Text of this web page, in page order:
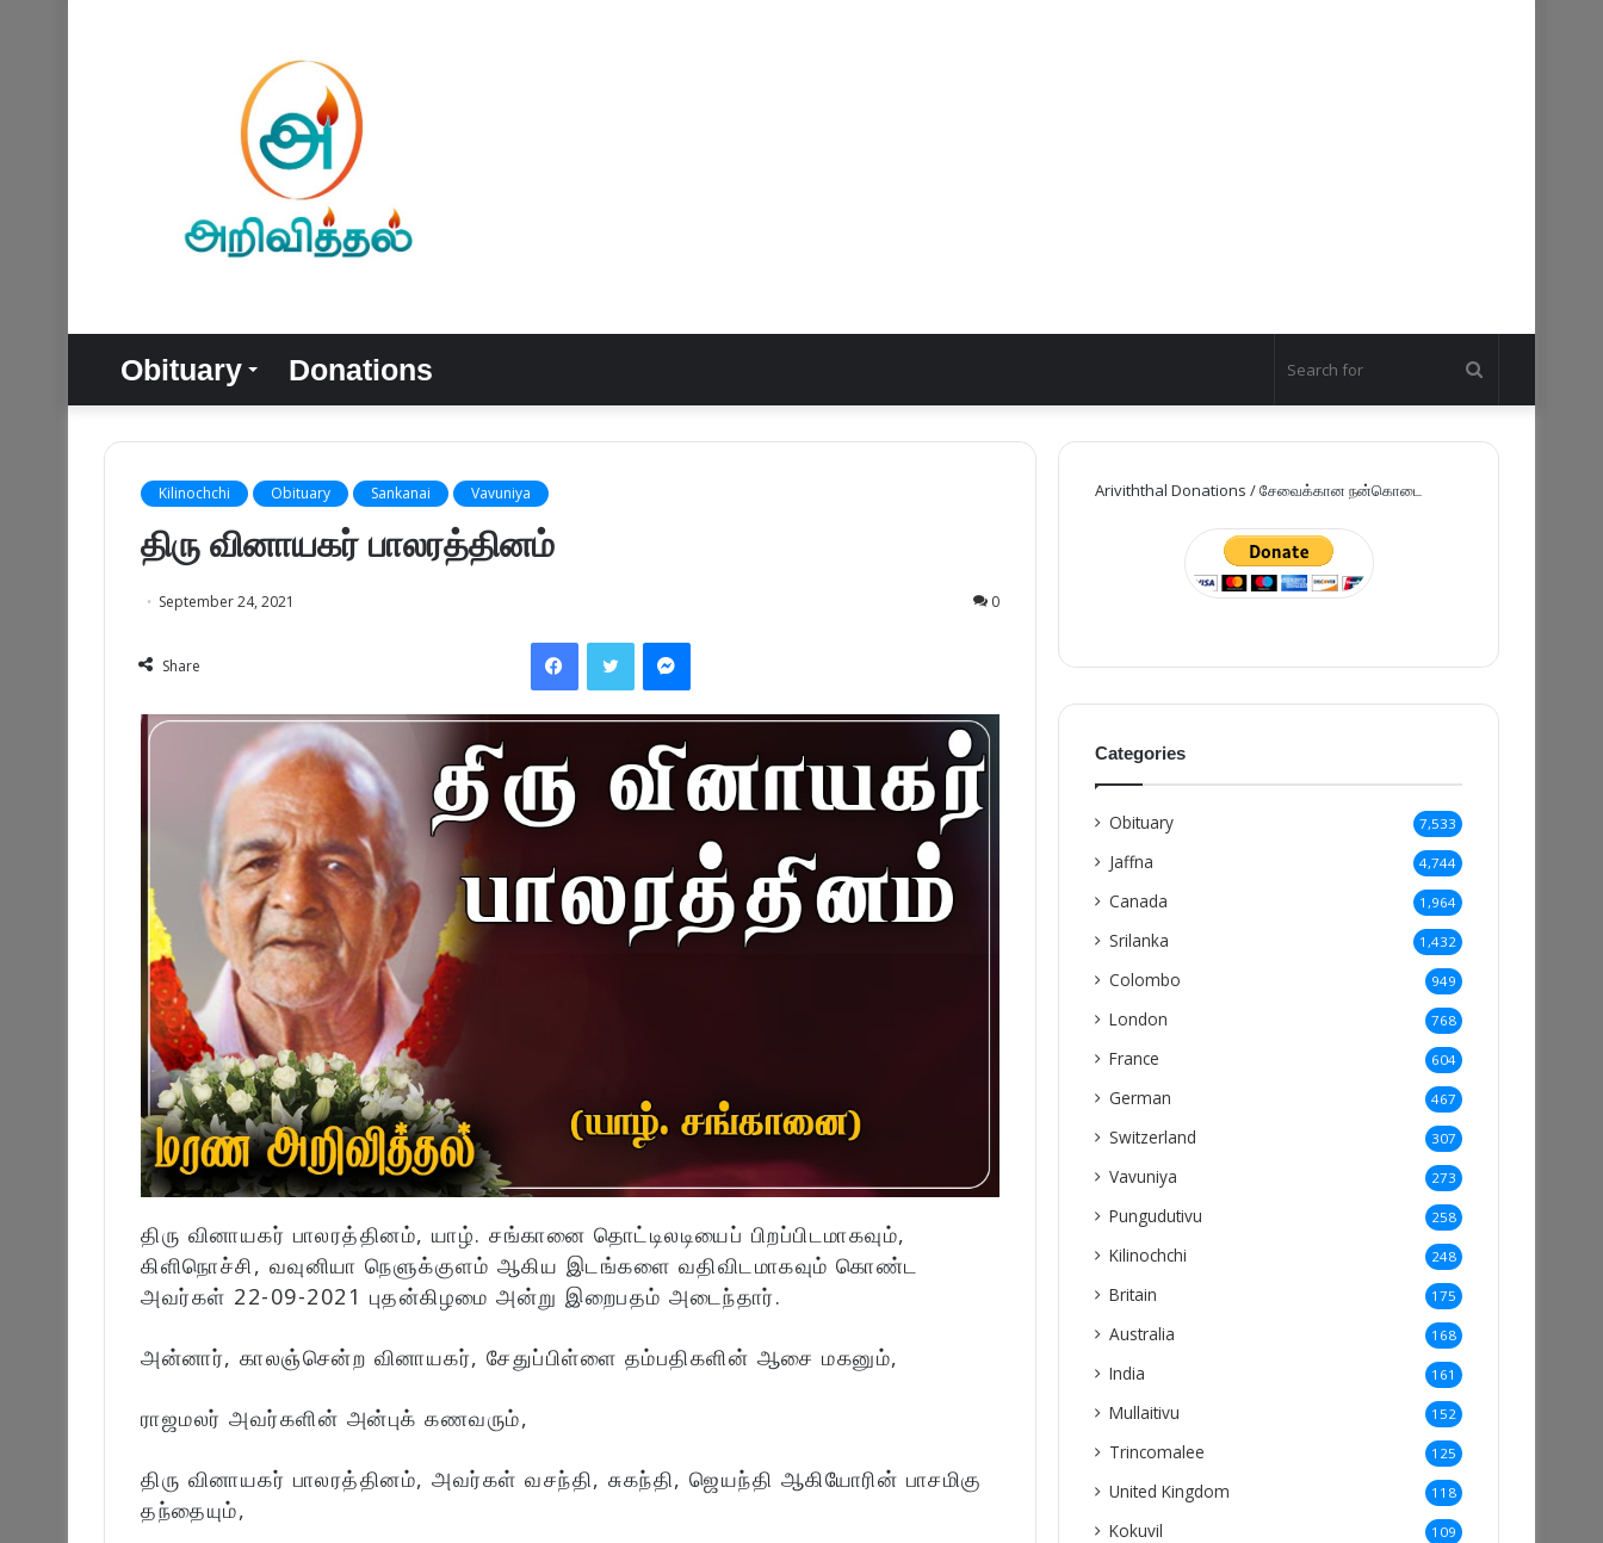
Obituary Donations
for
Kilinochchi Obituary Sankanai Vavuniya
திரு வினாயகர் பாலரத்தினம்
September 24, 2021 0
Share
FacebookTwitter Messenger
திரு வினாயகர் பாலரத்தினம், யாழ். சங்கானை தொட்டிலடியைப் பிறப்பிடமாகவும்,
கிளிநொச்சி, வவுனியா நெளுக்குளம் ஆகிய இடங்களை வதிவிடமாகவும் கொண்ட
அவர்கள் 22-09-2021 புதன்கிழமை அன்று இறைபதம் அடைந்தார்.
அன்னார், காலஞ்சென்ற வினாயகர், சேதுப்பிள்ளை தம்பதிகளின் ஆசை மகனும்,
ராஜமலர் அவர்களின் அன்புக் கணவரும்,
திரு வினாயகர் பாலரத்தினம், அவர்கள் வசந்தி, சுகந்தி, ஜெயந்தி ஆகியோரின் பாசமிகு
தந்தையும்,
Ariviththal Donations / சேவைக்கான நன்கொடை
Categories
Obituary 7,533
Jaffna 4,744
Canada 1,964
Srilanka 1,432
Colombo 949
London 768
France 604
German 467
Switzerland 307
Vavuniya 273
Pungudutivu 258
Kilinochchi 248
Britain 175
Australia 168
India 161
Mullaitivu 152
Trincomalee 125
United Kingdom 118
Kokuvil 109